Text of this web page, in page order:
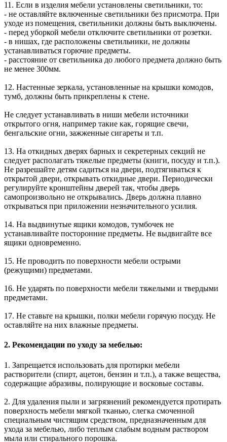
11. Если в изделия мебели установлены светильники, то:
- не оставляйте включенные светильники без присмотра. При
уходе из помещения, светильники должны быть выключены.
- перед уборкой мебели отключите светильники от розетки.
- в нишах, где расположены светильники, не должны
устанавливаться горючие предметы.
- расстояние от светильника до любого предмета должно быть
не менее 300мм.
12. Настенные зеркала, установленные на крышки комодов,
тумб, должны быть прикреплены к стене.
Не следует устанавливать в ниши мебели источники
открытого огня, например такие как, горящие свечи,
бенгальские огни, зажженные сигареты и т.п.
13. На откидных дверях барных и секретерных секций не
следует располагать тяжелые предметы (книги, посуду и т.п.).
Не разрешайте детям садиться на двери, подтягиваться к
открытой двери, открывать откидные двери. Периодически
регулируйте кронштейны дверей так, чтобы дверь
самопроизвольно не открывались. Дверь должна плавно
открываться при приложении незначительного усилия.
14. На выдвинутые ящики комодов, тумбочек не
устанавливайте посторонние предметы. Не выдвигайте все
ящики одновременно.
15. Не проводить по поверхности мебели острыми
(режущими) предметами.
16. Не ударять по поверхности мебели тяжелыми и твердыми
предметами.
17. Не ставьте на крышки, полки мебели горячую посуду. Не
оставляйте на них влажные предметы.
2. Рекомендации по уходу за мебелью:
1. Запрещается использовать для протирки мебели
растворители (спирт, ацетон, бензин и т.п.), а также вещества,
содержащие абразивы, полирующие и восковые составы.
2. Для удаления пыли и загрязнений рекомендуется протирать
поверхность мебели мягкой тканью, слегка смоченной
специальным чистящим средством, предназначенным для
ухода за мебелью, либо теплым слабым водным раствором
мыла или стирального порошка.